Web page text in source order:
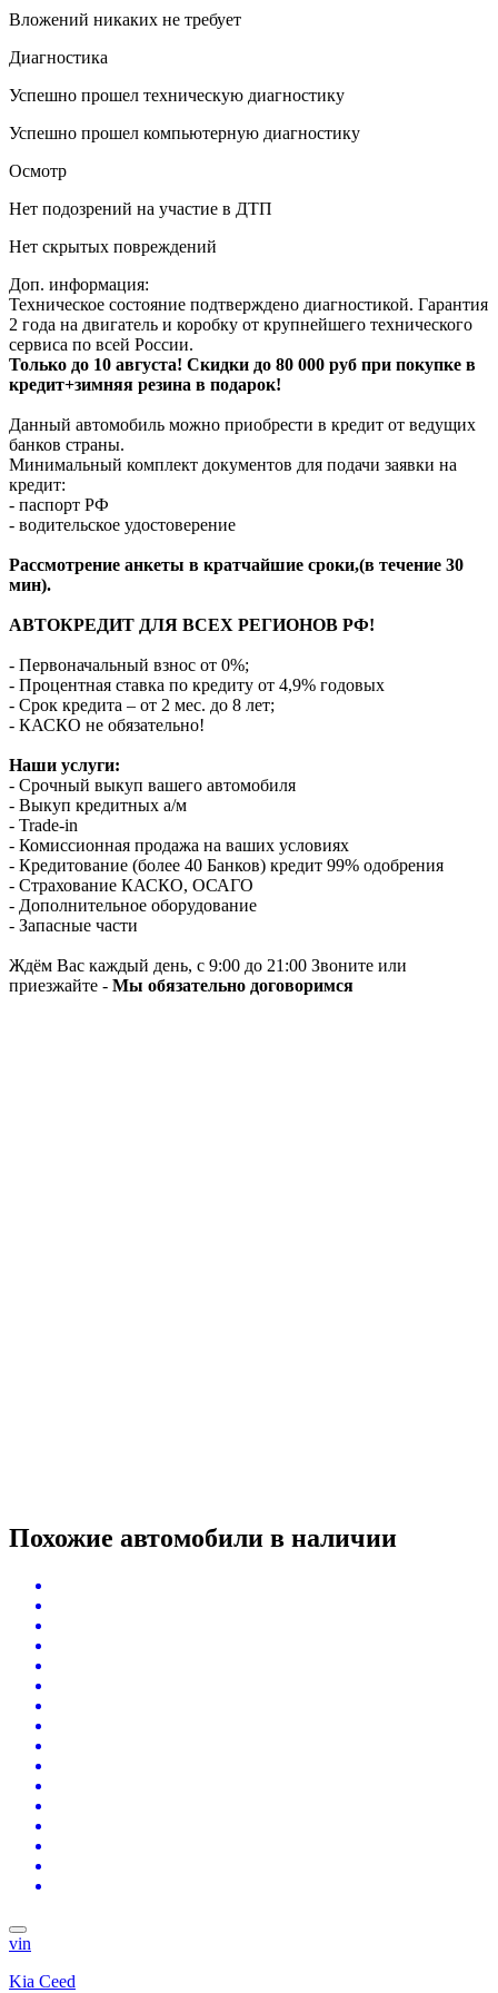
Вложений никаких не требует
Диагностика
Успешно прошел техническую диагностику
Успешно прошел компьютерную диагностику
Осмотр
Нет подозрений на участие в ДТП
Нет скрытых повреждений
Доп. информация:
Техническое состояние подтверждено диагностикой. Гарантия
2 года на двигатель и коробку от крупнейшего технического
сервиса по всей России.
Только до 10 августа! Скидки до 80 000 руб при покупке в
кредит+зимняя резина в подарок!
Данный автомобиль можно приобрести в кредит от ведущих
банков страны.
Минимальный комплект документов для подачи заявки на
кредит:
- паспорт РФ
- водительское удостоверение
Рассмотрение анкеты в кратчайшие сроки,(в течение 30
мин).
АВТОКРЕДИТ ДЛЯ ВСЕХ РЕГИОНОВ РФ!
- Первоначальный взнос от 0%;
- Процентная ставка по кредиту от 4,9% годовых
- Срок кредита – от 2 мес. до 8 лет;
- КАСКО не обязательно!
Наши услуги:
- Срочный выкуп вашего автомобиля
- Выкуп кредитных а/м
- Trade-in
- Комиссионная продажа на ваших условиях
- Кредитование (более 40 Банков) кредит 99% одобрения
- Страхование КАСКО, ОСАГО
- Дополнительное оборудование
- Запасные части
Ждём Вас каждый день, с 9:00 до 21:00 Звоните или
приезжайте - Мы обязательно договоримся
Похожие автомобили в наличии
vin
Kia Ceed